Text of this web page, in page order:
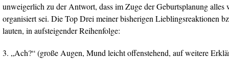
unweigerlich zu der Antwort, dass im Zuge der Geburtsplanung alles
organisiert sei. Die Top Drei meiner bisherigen Lieblingsreaktionen
lauten, in aufsteigender Reihenfolge:
3. „Ach?“ (große Augen, Mund leicht offenstehend, auf weitere